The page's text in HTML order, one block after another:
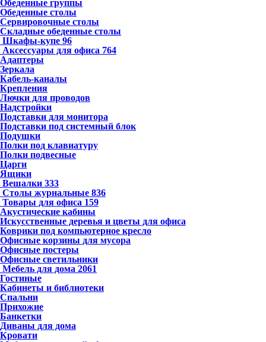
Обеденные группы
Обеденные столы
Сервировочные столы
Складные обеденные столы
Шкафы-купе 96
Аксессуары для офиса 764
Адаптеры
Зеркала
Кабель-каналы
Крепления
Лючки для проводов
Надстройки
Подставки для монитора
Подставки под системный блок
Подушки
Полки под клавиатуру
Полки подвесные
Царги
Ящики
Вешалки 333
Столы журнальные 836
Товары для офиса 159
Акустические кабины
Искусственные деревья и цветы для офиса
Коврики под компьютерное кресло
Офисные корзины для мусора
Офисные постеры
Офисные светильники
Мебель для дома 2061
Гостиные
Кабинеты и библиотеки
Спальни
Прихожие
Банкетки
Диваны для дома
Кровати